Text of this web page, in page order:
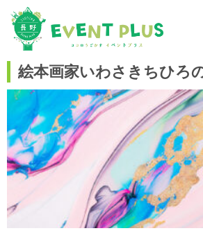
絵本画家いわさきちひろ